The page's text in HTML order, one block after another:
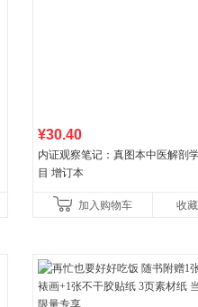
¥30.40
内证观察笔记：真图本中医解剖
目 增订本
加入购物车 收藏